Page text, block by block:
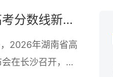
2026年湖南省高考分数线新鲜出炉！
2026年湖南省高
在长沙召开，会